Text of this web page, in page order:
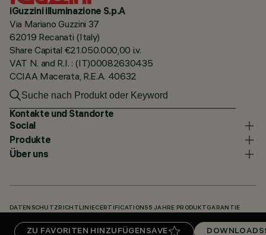
ZU FAVORITEN HINZUFÜGEN SAVE DOWNLOADS
iGuzzini illuminazione S.p.A
Via Mariano Guzzini 37
62019 Recanati (Italy)
Share Capital €21.050.000,00 i.v.
VAT N. and R.I. : (IT)00082630435
CCIAA Macerata, R.E.A. 40632
Kontakte und Standorte
Social
Produkte
Über uns
DATENSCHUTZRICHTLINIECERTIFICATIONS 5 JAHRE PRODUKTGARANTIE
UNSERE CODES KNOWLEDGE BASE (LOGIN REQUIRED) DOWNLOADS